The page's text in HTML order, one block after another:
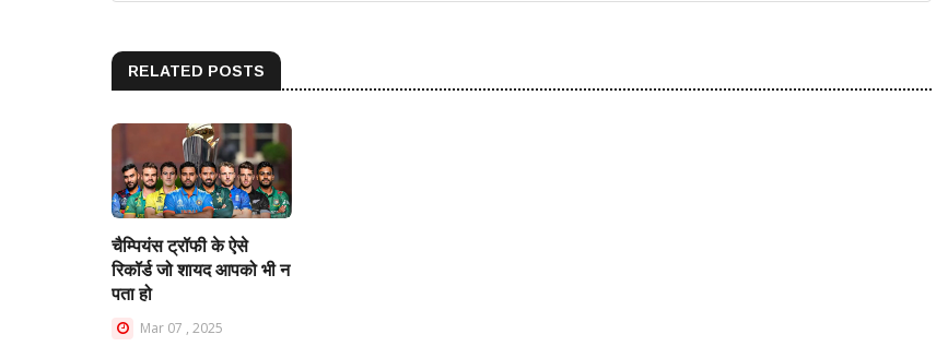
RELATED POSTS
चैम्पियंस ट्रॉफी के ऐसे
रिकॉर्ड जो शायद आपको भी न
पता हो
Mar 07 , 2025